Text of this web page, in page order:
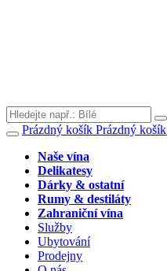
Prázdný košík Prázdný košík
Naše vína
Delikatesy
Dárky & ostatní
Rumy & destiláty
Zahraniční vína
Služby
Ubytování
Prodejny